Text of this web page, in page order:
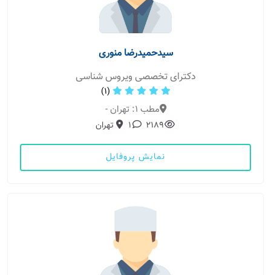
سیدحمیدرضا منوری
دکترای تخصصی ویروس شناسی
(1)
مطب 1: تهران -
2189
1 تهران
نمایش پروفایل